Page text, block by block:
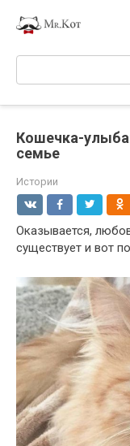
Поиск:
Кошечка-
семье
Истории
Оказывается,
существует и вот